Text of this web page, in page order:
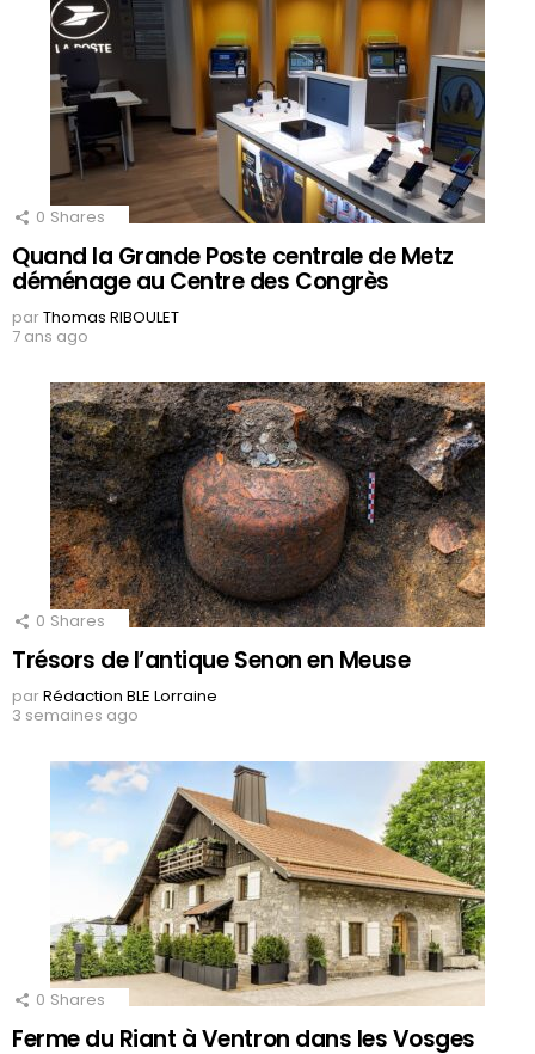
0 Shares
Quand la Grande Poste centrale de Metz
déménage au Centre des Congrès
parThomas RIBOULET
7 ans ago
0 Shares
Trésors de l’antique Senon en Meuse
parRédaction BLE Lorraine
3 semaines ago
0 Shares
Ferme du Riant à Ventron dans les Vosges